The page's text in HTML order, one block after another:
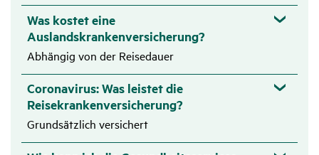
Unfalles bis
15.000 €
Ambu­lanter Trans­port zum nächs­ter­reich­baren Arzt/​
Kran­ken­haus und zurück in die Unter­kunft
Zutref­
Was kostet eine
Auslandskrankenversicherung?
Abhängig von der Reisedauer
Coronavirus: Was leistet die
Reisekrankenversicherung?
Grundsätzlich versichert